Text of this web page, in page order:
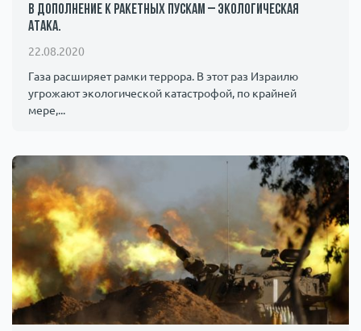
В дополнение к ракетных пускам – экологическая
атака.
22.08.2020
Газа расширяет рамки террора. В этот раз Израилю
угрожают экологической катастрофой, по крайней
мере,...